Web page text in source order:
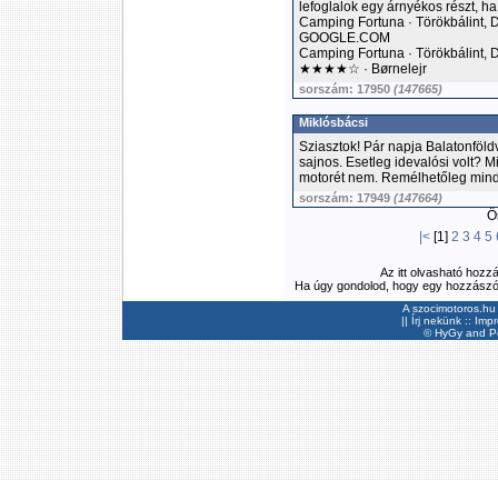
lefoglalok egy árnyékos részt,
Camping Fortuna · Törökbálint,
GOOGLE.COM
Camping Fortuna · Törökbálint,
★★★★☆ · Børnelejr
sorszám: 17950 (147665)
Miklósbácsi
Sziasztok! Pár napja
sajnos. Esetleg idevalósi volt?
motorét nem. Remélhetőleg
sorszám: 17949 (147664)
|<[1] 2 3 4 5
Az itt olvasható
Ha úgy gondolod, hogy egy
A
|| Írj nekünk ::
©HyGyand